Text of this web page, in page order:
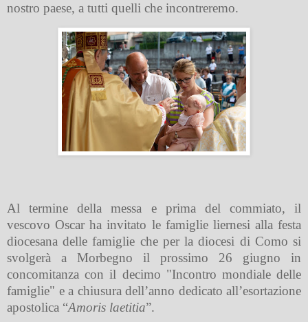
nostro paese, a tutti quelli che incontreremo.
Al termine della messa e prima del commiato, il
vescovo Oscar ha invitato le famiglie liernesi alla festa
diocesana delle famiglie che per la diocesi di Como si
svolgerà a Morbegno il prossimo 26 giugno in
concomitanza con il decimo "Incontro mondiale delle
famiglie" e a chiusura dell’anno dedicato all’esortazione
apostolica “Amoris laetitia”.